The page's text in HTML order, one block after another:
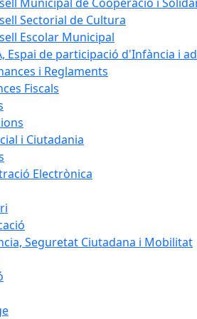
Sectorial de Cultura
Escolar Municipal
Espai de participació d'Infància i
i Reglaments
Fiscals
i Ciutadania
Electrònica
Seguretat Ciutadana i Mobilitat